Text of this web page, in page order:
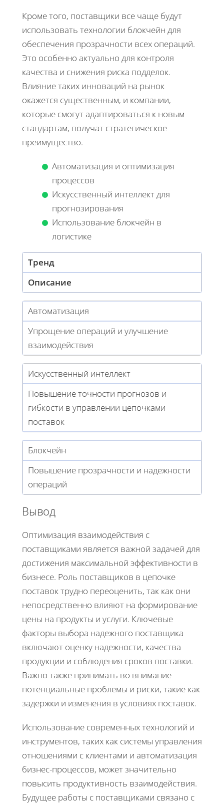
Кроме того, поставщики все чаще будут
использовать технологии блокчейн для
обеспечения прозрачности всех операций.
Это особенно актуально для контроля
качества и снижения риска подделок.
Влияние таких инноваций на рынок
окажется существенным, и компании,
которые смогут адаптироваться к новым
стандартам, получат стратегическое
преимущество.
Автоматизация и оптимизация
процессов
Искусственный интеллект для
прогнозирования
Использование блокчейн в
логистике
Тренд
Описание
Автоматизация
Упрощение операций и улучшение
взаимодействия
Искусственный интеллект
Повышение точности прогнозов и
гибкости в управлении цепочками
поставок
Блокчейн
Повышение прозрачности и надежности
операций
Вывод
Оптимизация взаимодействия с
поставщиками является важной задачей для
достижения максимальной эффективности в
бизнесе. Роль поставщиков в цепочке
поставок трудно переоценить, так как они
непосредственно влияют на формирование
цены на продукты и услуги. Ключевые
факторы выбора надежного поставщика
включают оценку надежности, качества
продукции и соблюдения сроков поставки.
Важно также принимать во внимание
потенциальные проблемы и риски, такие как
задержки и изменения в условиях поставок.
Использование современных технологий и
инструментов, таких как системы управления
отношениями с клиентами и автоматизация
бизнес-процессов, может значительно
повысить продуктивность взаимодействия.
Будущее работы с поставщиками связано с